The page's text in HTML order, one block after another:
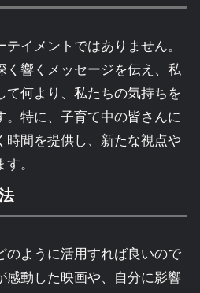
イメントではありません。
く響くメッセージを伝え、私
て何より、私たちの気持ちを
。特に、子育て中の皆さんに
時間を提供し、新たな視点や
。
のように活用すれば良いので
感動した映画や、自分に影響